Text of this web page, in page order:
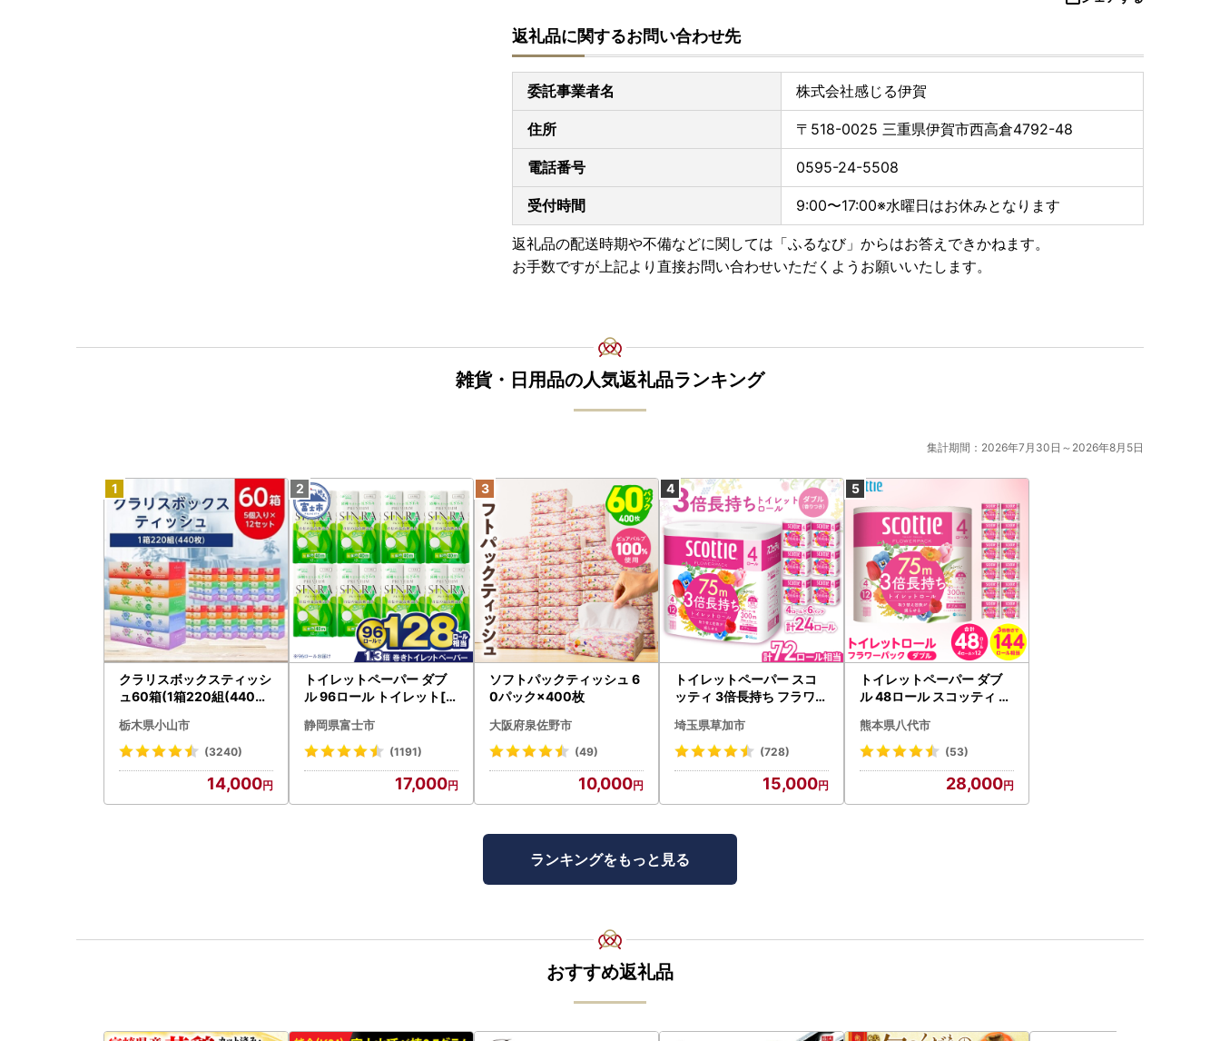
返礼品に関するお問い合わせ先
委託事業者名 株式会社感じる伊賀
住所 〒518-0025 三重県伊賀市西高倉4792-48
電話番号 0595-24-5508
受付時間 9:00〜17:00※水曜日はお休みとなります
返礼品の配送時期や不備などに関しては「ふるなび」からはお答えできかねます。
お手数ですが上記より直接お問い合わせいただくようお願いいたします。
雑貨・日用品の人気返礼品ランキング
集計期間：2026年7月30日～2026年8月5日
クラリスボックスティッシ
ュ60箱(1箱220組(440枚)
送不可地域：離島・沖縄県
】【1256759】
栃木県小山市
(3240)
14,000
トイレットペーパー ダブ
ル 96ロール トイレット[sf
静岡県富士市
(1191)
17,000
ソフトパックティッシュ 6
0パック×400枚
大阪府泉佐野市
(49)
10,000
トイレットペーパー スコ
ッティ 3倍長持ち フラワー
埼玉県草加市
(728)
15,000
トイレットペーパー ダブ
ル 48ロール スコッティ ト
熊本県八代市
(53)
28,000
ランキングをもっと見る
おすすめ返礼品